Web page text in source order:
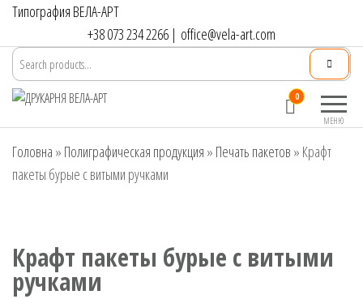
Перейти
контенту
Типография ВЕЛА-АРТ
+38 073 234 2266 | office@vela-art.com
ВЕЛА-АРТ
широкоформатний
друк. Замовлення
поліграфії онлайн.
МЕНЮ
0
Головна » Полиграфическая продукция » Печать пакетов » Крафт
пакеты бурые с витыми ручками
Крафт пакеты бурые с витыми
ручками